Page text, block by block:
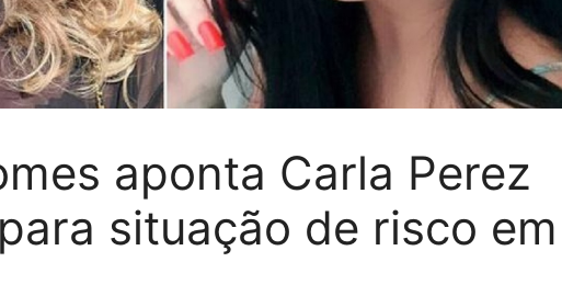
aponta Carla Perez
situação de risco em